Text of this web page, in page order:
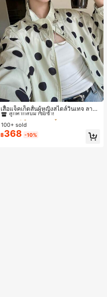
เสื้อแจ็คเก็ตสั้นผู้หญิงสไตล์วินเทจ ลายจุ
ดขนาดใหญ่ คอตั้ง เอวเข้ารูป แขนพอง
ทรงหลวม แฟชั่นอเนกประสงค์ สำหรับใ
ส่ประจำวันและไปเที่ยวพักผ่อน
#1 ขายดี
ใน กระเป๋า เสื้อคลุมลำลอง
ลูกค้ากลับมาซื้อซ้ำ!
#1 ขายดี ใน กระเป๋า เสื้อคลุมลำลอง
ลูกค้ากลับมาซื้อซ้ำ!
#1 ขายดี ใน กระเป๋า เสื้อคลุมลำลอง
ลูกค้ากลับมาซื้อซ้ำ!
#1 ขายดี ใน กระเป๋า เสื้อคลุมลำลอง
100+ sold
฿368 -10%